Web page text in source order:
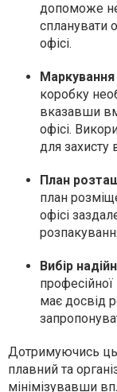
допоможе
спланувати
офісі.
Маркування
коробку
вказавши
офісі.
для захисту
План
план
офісі
Вибір
професійної
має досвід
Дотримуючись
плавний та
мінімізувавши